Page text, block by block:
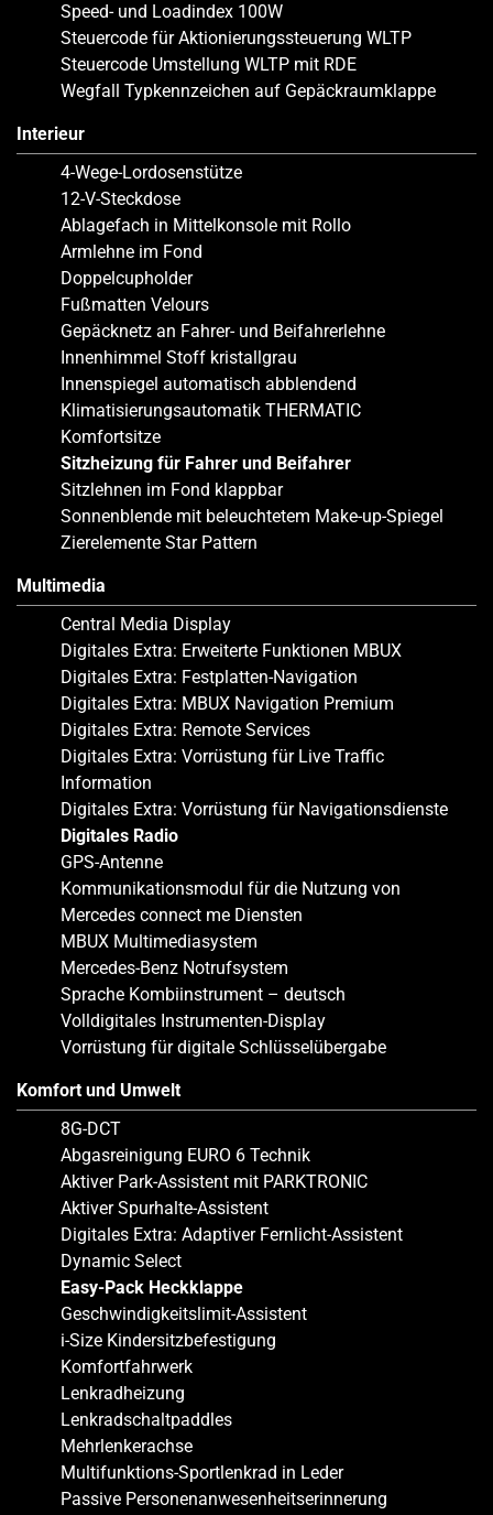
Speed- und Loadindex 100W
Steuercode für Aktionierungssteuerung WLTP
Steuercode Umstellung WLTP mit RDE
Wegfall Typkennzeichen auf Gepäckraumklappe
Interieur
4-Wege-Lordosenstütze
12-V-Steckdose
Ablagefach in Mittelkonsole mit Rollo
Armlehne im Fond
Doppelcupholder
Fußmatten Velours
Gepäcknetz an Fahrer- und Beifahrerlehne
Innenhimmel Stoff kristallgrau
Innenspiegel automatisch abblendend
Klimatisierungsautomatik THERMATIC
Komfortsitze
Sitzheizung für Fahrer und Beifahrer
Sitzlehnen im Fond klappbar
Sonnenblende mit beleuchtetem Make-up-Spiegel
Zierelemente Star Pattern
Multimedia
Central Media Display
Digitales Extra: Erweiterte Funktionen MBUX
Digitales Extra: Festplatten-Navigation
Digitales Extra: MBUX Navigation Premium
Digitales Extra: Remote Services
Digitales Extra: Vorrüstung für Live Traffic
Information
Digitales Extra: Vorrüstung für Navigationsdienste
Digitales Radio
GPS-Antenne
Kommunikationsmodul für die Nutzung von
Mercedes connect me Diensten
MBUX Multimediasystem
Mercedes-Benz Notrufsystem
Sprache Kombiinstrument – deutsch
Volldigitales Instrumenten-Display
Vorrüstung für digitale Schlüsselübergabe
Komfort und Umwelt
8G-DCT
Abgasreinigung EURO 6 Technik
Aktiver Park-Assistent mit PARKTRONIC
Aktiver Spurhalte-Assistent
Digitales Extra: Adaptiver Fernlicht-Assistent
Dynamic Select
Easy-Pack Heckklappe
Geschwindigkeitslimit-Assistent
i-Size Kindersitzbefestigung
Komfortfahrwerk
Lenkradheizung
Lenkradschaltpaddles
Mehrlenkerachse
Multifunktions-Sportlenkrad in Leder
Passive Personenanwesenheitserinnerung